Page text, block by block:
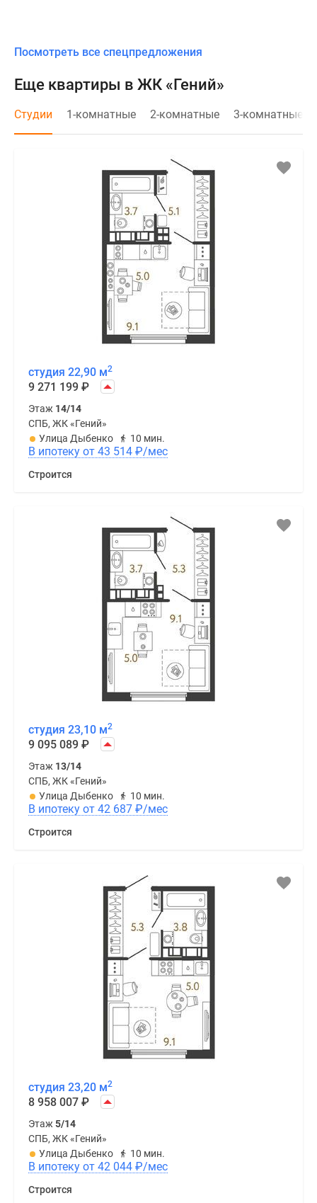
Посмотреть все спецпредложения
Еще квартиры в ЖК «Гений»
Студии 1-комнатные 2-комнатные 3-комнатные
студия 22,90 м2
9 271 199 ₽
Этаж 14/14
СПБ, ЖК «Гений»
Улица Дыбенко
10 мин.
В ипотеку от 43 514 ₽/мес
Строится
студия 23,10 м2
9 095 089 ₽
Этаж 13/14
СПБ, ЖК «Гений»
Улица Дыбенко
10 мин.
В ипотеку от 42 687 ₽/мес
Строится
студия 23,20 м2
8 958 007 ₽
Этаж5/14
СПБ, ЖК «Гений»
Улица Дыбенко
10 мин.
В ипотеку от 42 044 ₽/мес
Строится